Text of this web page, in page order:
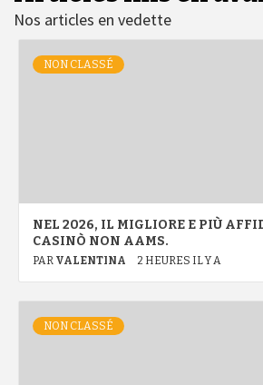
Nos articles en vedette
NON CLASSÉ
NEL 2026, IL MIGLIORE E PIÙ
CASINÒ NON AAMS.
PAR VALENTINA 2 HEURES IL Y A
NON CLASSÉ